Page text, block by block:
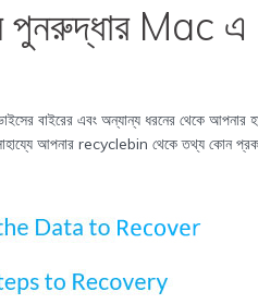
পুনরুদ্ধারMac এ
বাইরের এবং অন্যান্য ধরনের থেকে আপনার
আপনার recyclebin থেকে তথ্য কোন